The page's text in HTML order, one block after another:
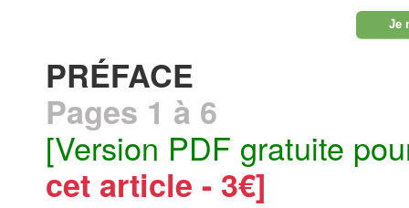
Je
PRÉFACE
Pages 1 à 6
[Version PDF gratuite
cet article - 3€]